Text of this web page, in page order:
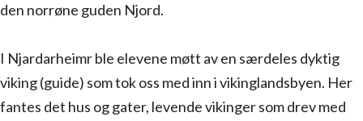
den norrøne guden Njord.
I Njardarheimr ble elevene møtt av en særdeles dyktig
viking (guide) som tok oss med inn i vikinglandsbyen. Her
fantes det hus og gater, levende vikinger som drev med